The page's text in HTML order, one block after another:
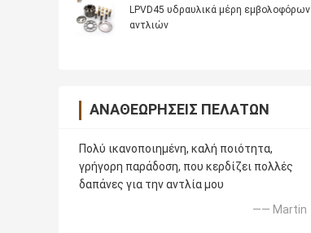
LPVD45 υδραυλικά μέρη εμβολοφόρων
αντλιών
ΑΝΑΘΕΩΡΉΣΕΙΣ ΠΕΛΑΤΏΝ
Πολύ ικανοποιημένη, καλή ποιότητα,
γρήγορη παράδοση, που κερδίζει πολλές
δαπάνες για την αντλία μου
—— Martin